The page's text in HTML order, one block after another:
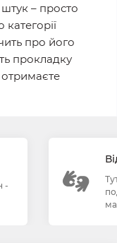
– просто
про його
прокладку
-